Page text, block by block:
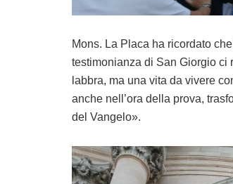
Mons. La Placa ha ricordato
testimonianza di San Giorgio ci
labbra, ma una vita da vivere
anche nell’ora della prova,
del Vangelo».